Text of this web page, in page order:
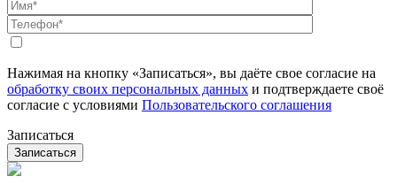
Нажимая на кнопку «Записаться», вы даёте свое согласие на
обработку своих персональных данных и подтверждаете своё
согласие с условиями Пользовательского соглашения
Записаться